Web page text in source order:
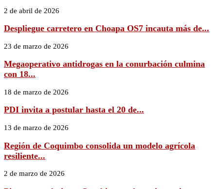
2 de abril de 2026
Despliegue carretero en Choapa OS7 incauta más de...
23 de marzo de 2026
Megaoperativo antidrogas en la conurbación culmina
con 18...
18 de marzo de 2026
PDI invita a postular hasta el 20 de...
13 de marzo de 2026
Región de Coquimbo consolida un modelo agrícola
resiliente...
2 de marzo de 2026